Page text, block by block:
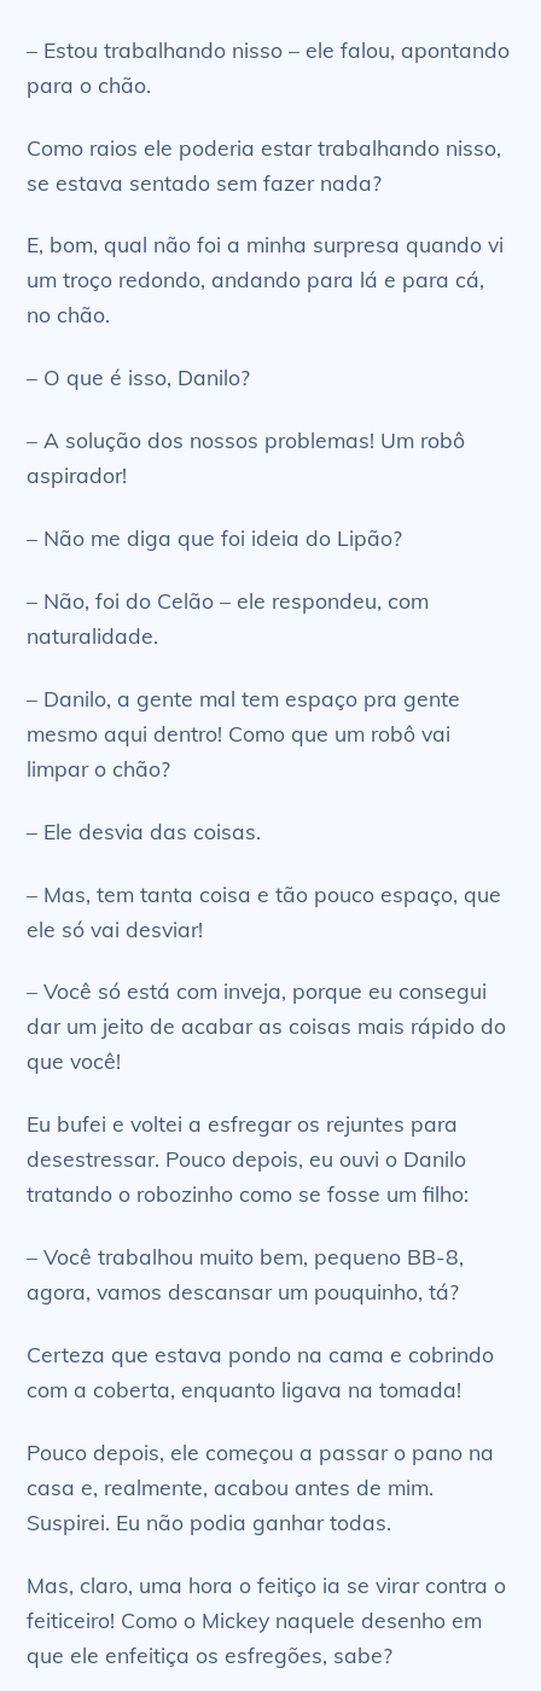
– Estou trabalhando nisso – ele falou, apontando
para o chão.
Como raios ele poderia estar trabalhando nisso,
se estava sentado sem fazer nada?
E, bom, qual não foi a minha surpresa quando vi
um troço redondo, andando para lá e para cá,
no chão.
– O que é isso, Danilo?
– A solução dos nossos problemas! Um robô
aspirador!
– Não me diga que foi ideia do Lipão?
– Não, foi do Celão – ele respondeu, com
naturalidade.
– Danilo, a gente mal tem espaço pra gente
mesmo aqui dentro! Como que um robô vai
limpar o chão?
– Ele desvia das coisas.
– Mas, tem tanta coisa e tão pouco espaço, que
ele só vai desviar!
– Você só está com inveja, porque eu consegui
dar um jeito de acabar as coisas mais rápido do
que você!
Eu bufei e voltei a esfregar os rejuntes para
desestressar. Pouco depois, eu ouvi o Danilo
tratando o robozinho como se fosse um filho:
– Você trabalhou muito bem, pequeno BB-8,
agora, vamos descansar um pouquinho, tá?
Certeza que estava pondo na cama e cobrindo
com a coberta, enquanto ligava na tomada!
Pouco depois, ele começou a passar o pano na
casa e, realmente, acabou antes de mim.
Suspirei. Eu não podia ganhar todas.
Mas, claro, uma hora o feitiço ia se virar contra o
feiticeiro! Como o Mickey naquele desenho em
que ele enfeitiça os esfregões, sabe?